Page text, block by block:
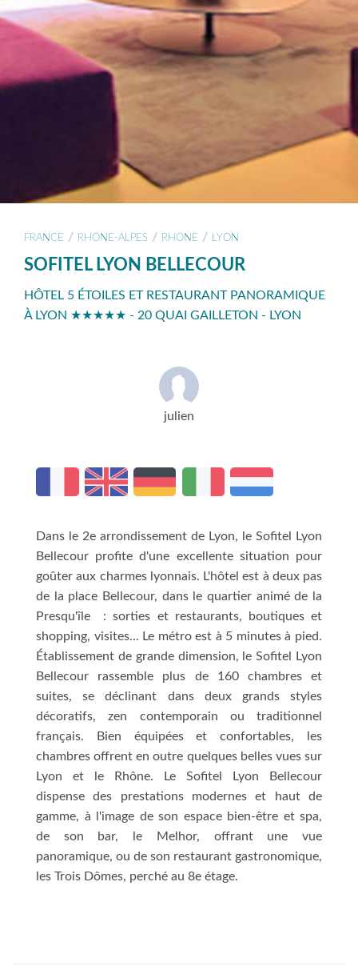
FRANCE / RHONE-ALPES / RHONE / LYON
SOFITEL LYON BELLECOUR
HÔTEL 5 ÉTOILES ET RESTAURANT PANORAMIQUE
À LYON ★★★★★ - 20 QUAI GAILLETON - LYON
julien
Dans le 2e arrondissement de Lyon, le Sofitel Lyon
Bellecour profite d'une excellente situation pour
goûter aux charmes lyonnais. L'hôtel est à deux pas
de la place Bellecour, dans le quartier animé de la
Presqu'île : sorties et restaurants, boutiques et
shopping, visites... Le métro est à 5 minutes à pied.
Établissement de grande dimension, le Sofitel Lyon
Bellecour rassemble plus de 160 chambres et
suites, se déclinant dans deux grands styles
décoratifs, zen contemporain ou traditionnel
français. Bien équipées et confortables, les
chambres offrent en outre quelques belles vues sur
Lyon et le Rhône. Le Sofitel Lyon Bellecour
dispense des prestations modernes et haut de
gamme, à l'image de son espace bien-être et spa,
de son bar, le Melhor, offrant une vue
panoramique, ou de son restaurant gastronomique,
les Trois Dômes, perché au 8e étage.